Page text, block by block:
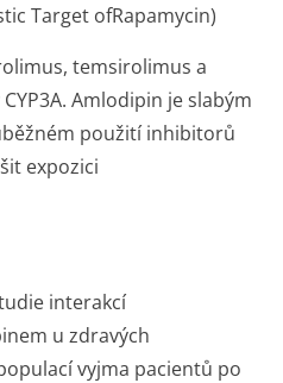
Target ofRapamycin)
temsirolimus a
Amlodipin je slabým
použití inhibitorů
expozici
interakcí
u zdravých
vyjma pacientů po